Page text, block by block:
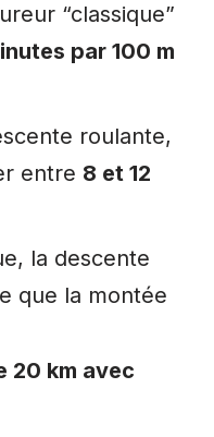
“classique”
par 100 m
roulante,
entre 8 et 12
la descente
que la montée
20 km avec